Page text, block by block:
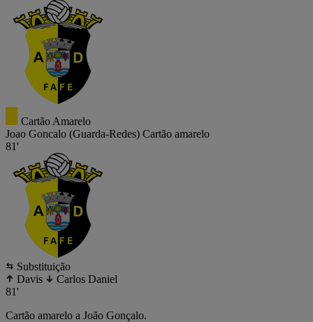
Cartão Amarelo
Joao Goncalo (Guarda-Redes) Cartão amarelo
81'
Substituição
Davis
Carlos Daniel
81'
Cartão amarelo a João Gonçalo.